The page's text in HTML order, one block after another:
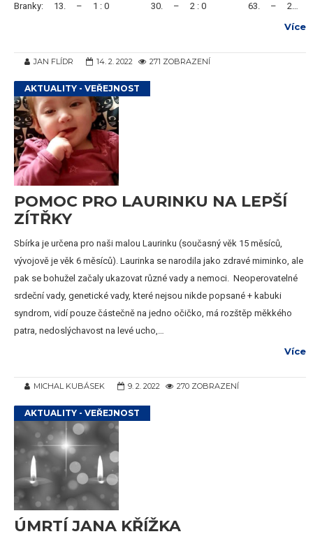
Branky: 13. – 1 : 0 30. – 2 : 0 63. – 2…
Více
JAN FLÍDR 14. 2. 2022 271 ZOBRAZENÍ
AKTUALITY - VEŘEJNOST
POMOC PRO LAURINKU NA LEPŠÍ
ZÍTŘKY
Sbírka je určena pro naši malou Laurinku (současný věk 15 měsíců,
vývojově je věk 6 měsíců). Laurinka se narodila jako zdravé miminko, ale
pak se bohužel začaly ukazovat různé vady a nemoci. Neoperovatelné
srdeční vady, genetické vady, které nejsou nikde popsané + kabuki
syndrom, vidí pouze částečně na jedno očičko, má rozštěp měkkého
patra, nedoslýchavost na levé ucho,…
Více
MICHAL KUBÁSEK 9. 2. 2022 270 ZOBRAZENÍ
AKTUALITY - VEŘEJNOST
ÚMRTÍ JANA KŘÍŽKA